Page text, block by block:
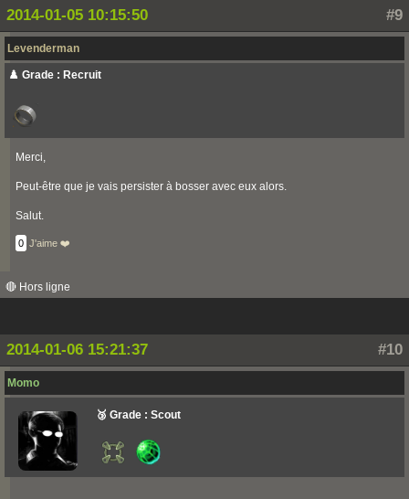
#9
2014-01-05 10:15:50
Levenderman
♟️ Grade : Recruit
Merci,
Peut-être que je vais persister à bosser avec eux alors.
Salut.
0 J'aime ❤️
🔴 Hors ligne
#10
2014-01-06 15:21:37
Momo
🥉 Grade : Scout